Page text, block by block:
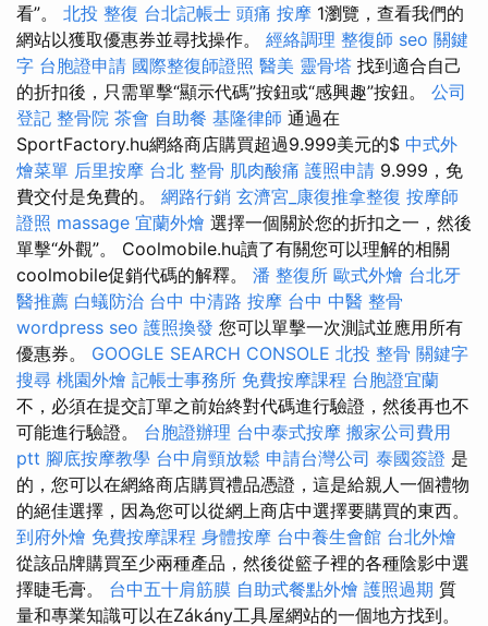
看”。 北投 整復 台北記帳士 頭痛 按摩 1瀏覽，查看我們的
網站以獲取優惠券並尋找操作。 經絡調理 整復師 seo 關鍵
字 台胞證申請 國際整復師證照 醫美 靈骨塔 找到適合自己
的折扣後，只需單擊“顯示代碼”按鈕或“感興趣”按鈕。 公司
登記 整骨院 茶會 自助餐 基隆律師 通過在
SportFactory.hu網絡商店購買超過9.999美元的$ 中式外
燴菜單 后里按摩 台北 整骨 肌肉酸痛 護照申請 9.999，免
費交付是免費的。 網路行銷 玄濟宮_康復推拿整復 按摩師
證照 massage 宜蘭外燴 選擇一個關於您的折扣之一，然後
單擊“外觀”。 Coolmobile.hu讀了有關您可以理解的相關
coolmobile促銷代碼的解釋。 潘 整復所 歐式外燴 台北牙
醫推薦 白蟻防治 台中 中清路 按摩 台中 中醫 整骨
wordpress seo 護照換發 您可以單擊一次測試並應用所有
優惠券。 GOOGLE SEARCH CONSOLE 北投 整骨 關鍵字
搜尋 桃園外燴 記帳士事務所 免費按摩課程 台胞證宜蘭
不，必須在提交訂單之前始終對代碼進行驗證，然後再也不
可能進行驗證。 台胞證辦理 台中泰式按摩 搬家公司費用
ptt 腳底按摩教學 台中肩頸放鬆 申請台灣公司 泰國簽證 是
的，您可以在網絡商店購買禮品憑證，這是給親人一個禮物
的絕佳選擇，因為您可以從網上商店中選擇要購買的東西。
到府外燴 免費按摩課程 身體按摩 台中養生會館 台北外燴
從該品牌購買至少兩種產品，然後從籃子裡的各種陰影中選
擇睫毛膏。 台中五十肩筋膜 自助式餐點外燴 護照過期 質
量和專業知識可以在Zákány工具屋網站的一個地方找到。